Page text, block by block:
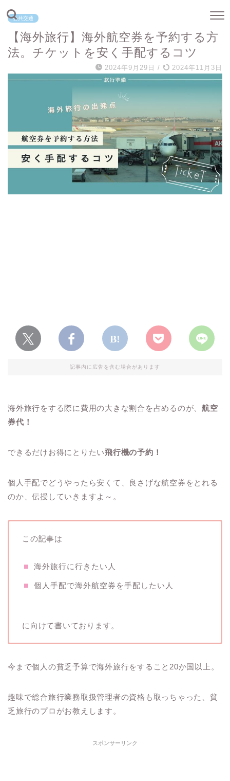
公共交通
【海外旅行】海外航空券を予約する方
法。チケットを安く手配するコツ
2024年9月29日 / 2024年11月3日
記事内に広告を含む場合があります
海外旅行をする際に費用の大きな割合を占めるのが、航空
券代！
できるだけお得にとりたい飛行機の予約！
個人手配でどうやったら安くて、良さげな航空券をとれる
のか、伝授していきますよ～。
この記事は
海外旅行に行きたい人
個人手配で海外航空券を手配したい人
に向けて書いております。
今まで個人の貧乏予算で海外旅行をすること20か国以上。
趣味で総合旅行業務取扱管理者の資格も取っちゃった、貧
乏旅行のプロがお教えします。
スポンサーリンク